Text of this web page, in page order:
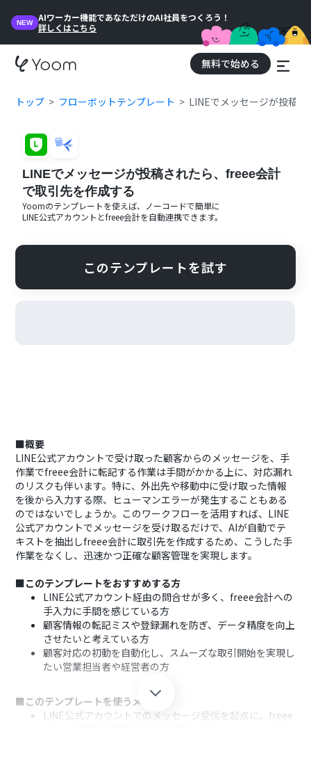
NEW
AIワーカー機能であなただけのAI社員をつくろう！
詳しくはこちら
無料で始める
トップ フローボットテンプレート LINEでメッセージが投稿
LINEでメッセージが投稿されたら、freee会計
で取引先を作成する
Yoomのテンプレートを使えば、ノーコードで簡単に
LINE公式アカウント とfreee会計を自動連携できます。
このテンプレートを試す
■概要
LINE公式アカウントで受け取った顧客からのメッセージを、手
作業でfreee会計に転記する作業は手間がかかる上に、対応漏れ
のリスクも伴います。特に、外出先や移動中に受け取った情報
を後から入力する際、ヒューマンエラーが発生することもある
のではないでしょうか。このワークフローを活用すれば、LINE
公式アカウントでメッセージを受け取るだけで、AIが自動でテ
キストを抽出しfreee会計に取引先を作成するため、こうした手
作業をなくし、迅速かつ正確な顧客管理を実現します。
■このテンプレートをおすすめする方
LINE公式アカウント経由の問合せが多く、freee会計への
手入力に手間を感じている方
顧客情報の転記ミスや登録漏れを防ぎ、データ精度を向上
させたいと考えている方
顧客対応の初動を自動化し、スムーズな取引開始を実現し
たい営業担当者や経営者の方
■このテンプレートを使うメリット
LINE公式アカウントでのメッセージ受信を起点に、freee